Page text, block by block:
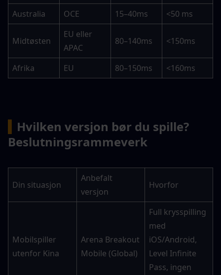
Australia OCE 15–40ms <50 ms
Midtøsten
EU eller
APAC
80–140ms <150ms
Afrika EU 80–150ms <160ms
Hvilken versjon bør du spille?
Beslutningsrammeverk
Din situasjon
Anbefalt
versjon
Hvorfor
Mobilspiller
utenfor Kina
Arena Breakout
Mobile (Global)
Full krysspilling
med
iOS/Android,
Level Infinite
Pass, ingen